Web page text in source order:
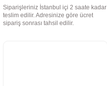
Siparişleriniz İstanbul içi 2 saate kadar
teslim edilir. Adresinize göre ücret
sipariş sonrası tahsil edilir.